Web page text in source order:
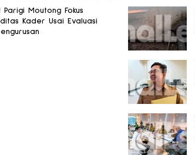
Parigi Moutong Fokus
Kader Usai Evaluasi